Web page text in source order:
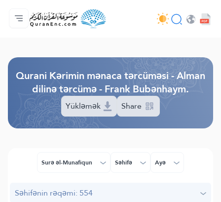
Ana səhifə
Tərcümənin mündəricatı
Audio
Tərtibatçıların xidməti - API
Layihə haqqında
Bizimlə əlaqə saxla
Dil
Qurani Kərimin mənaca tərcüməsi - Alman
dilinə tərcümə - Frank Bubənhaym.
Yükləmək Share
Surə əl-Munafiqun Səhifə Ayə
Səhifənin rəqəmi: 554